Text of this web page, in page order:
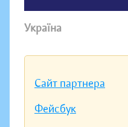
Україна
Сайт партнера
Фейсбук